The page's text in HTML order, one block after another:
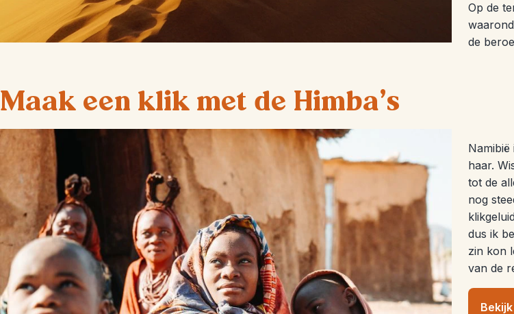
Op de
de
Maak een klik met de Himba's
Namibië
haar.
tot de
nog
dus ik
zin kon
van de